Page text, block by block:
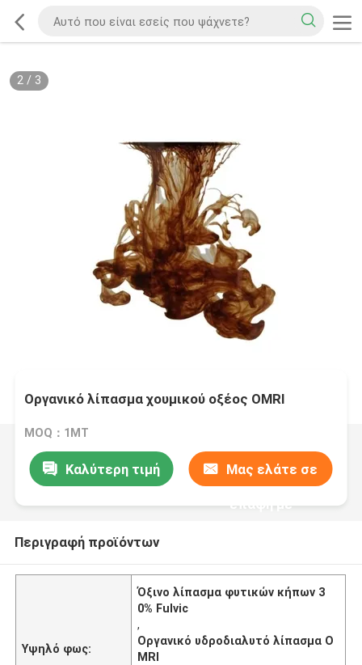
2/ 3
Οργανικό λίπασμα χουμικού οξέος OMRI
MOQ：1MT
Καλύτερη τιμή Μας ελάτε σε
επαφή με
Περιγραφή προϊόντων
Υψηλό φως:
Όξινο λίπασμα φυτικών κήπων 3
0% Fulvic
,
Οργανικό υδροδιαλυτό λίπασμα O
MRI